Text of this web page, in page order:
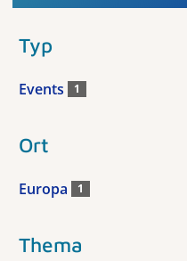
Typ
Events 1
Ort
Europa 1
Thema